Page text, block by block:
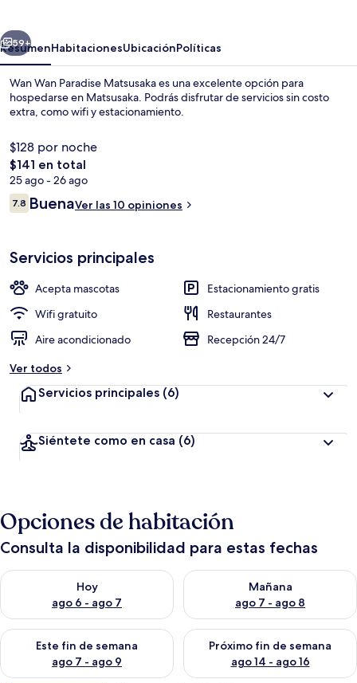
Baño termal público
Siguiente
59+
ResumenHabitacionesUbicaciónPolíticas
Wan Wan Paradise Matsusaka es una excelente opción para
hospedarse en Matsusaka. Podrás disfrutar de servicios sin costo
extra, como wifi y estacionamiento.
$128 por noche
El
precio
total
es
$141 en total
25 ago - 26 ago
Opiniones
7.87.8 de 10,
BuenaVer las 10 opiniones
Servicios principales
Acepta mascotas
Estacionamiento gratis
Wifi gratuito
Restaurantes
Aire acondicionado
Recepción 24/7
Ver todos
Servicios principales (6)
Siéntete como en casa (6)
Opciones de habitación
Consulta la disponibilidad para estas fechas
Hoy
ago 6 - ago 7
Consulta la disponibilidad para hoy ago 6 - ago 7
Mañana
ago 7 - ago 8
Consulta la disponibilidad
Este fin de semana
ago 7 - ago 9
Consulta la disponibilidad para este fin de semana ago 7 -
Próximo fin de semana
ago 14 - ago 16
Consulta la disponibilidad